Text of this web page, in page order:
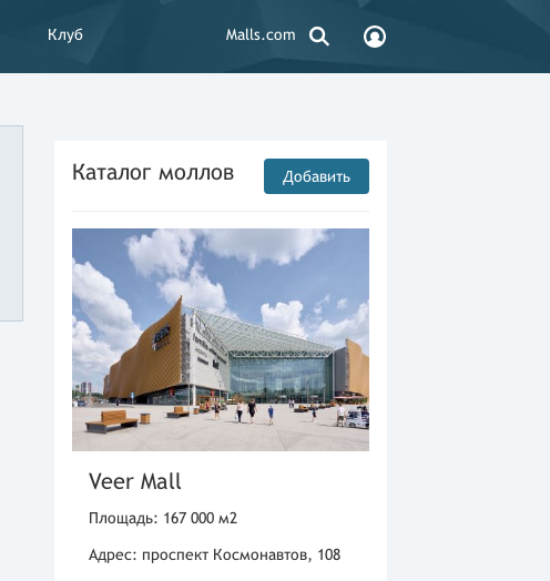
Клуб Malls.com
Каталог моллов Добавить
Veer Mall
Площадь: 167 000 м2
Адрес: проспект Космонавтов, 108